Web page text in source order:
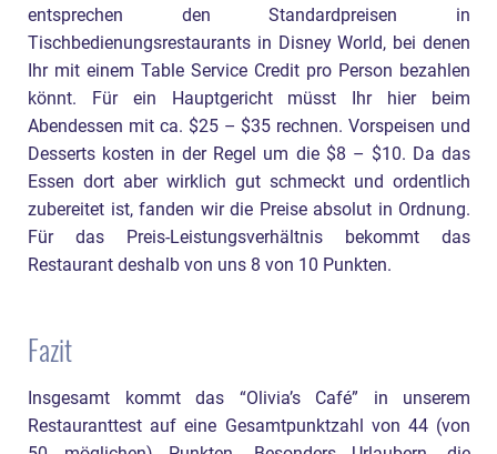
entsprechen den Standardpreisen in
Tischbedienungsrestaurants in Disney World, bei denen
Ihr mit einem Table Service Credit pro Person bezahlen
könnt. Für ein Hauptgericht müsst Ihr hier beim
Abendessen mit ca. $25 – $35 rechnen. Vorspeisen und
Desserts kosten in der Regel um die $8 – $10. Da das
Essen dort aber wirklich gut schmeckt und ordentlich
zubereitet ist, fanden wir die Preise absolut in Ordnung.
Für das Preis-Leistungsverhältnis bekommt das
Restaurant deshalb von uns 8 von 10 Punkten.
Fazit
Insgesamt kommt das “Olivia’s Café” in unserem
Restauranttest auf eine Gesamtpunktzahl von 44 (von